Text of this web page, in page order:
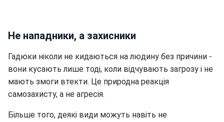
Не нападники, а захисники
Гадюки ніколи не кидаються на людину без причини -
вони кусають лише тоді, коли відчувають загрозу і не
мають змоги втекти. Це природна реакція
самозахисту, а не агресія.
Більше того, деякі види можуть навіть не